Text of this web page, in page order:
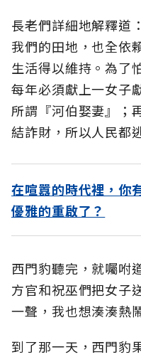
長老們詳細地解釋道
我們的田地，也全依
生活得以維持。為了
每年必須獻上一女子
所謂『河伯娶妻』；
結詐財，所以人民都
在喧囂的時代裡，你
優雅的重啟了？
西門豹聽完，就囑咐
方官和祝巫們把女子
一聲，我也想湊湊熱
到了那一天，西門豹